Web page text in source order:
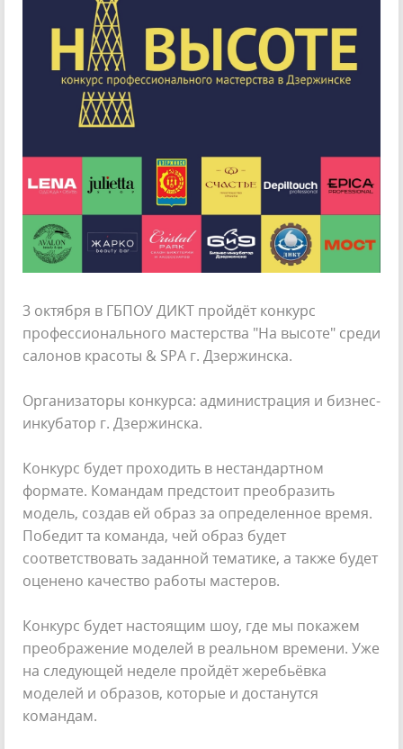
3 октября в ГБПОУ ДИКТ пройдёт конкурс
профессионального мастерства "На высоте" среди
салонов красоты & SPA г. Дзержинска.
Организаторы конкурса: администрация и бизнес-
инкубатор г. Дзержинска.
Конкурс будет проходить в нестандартном
формате. Командам предстоит преобразить
модель, создав ей образ за определенное время.
Победит та команда, чей образ будет
соответствовать заданной тематике, а также будет
оценено качество работы мастеров.
Конкурс будет настоящим шоу, где мы покажем
преображение моделей в реальном времени. Уже
на следующей неделе пройдёт жеребьёвка
моделей и образов, которые и достанутся
командам.